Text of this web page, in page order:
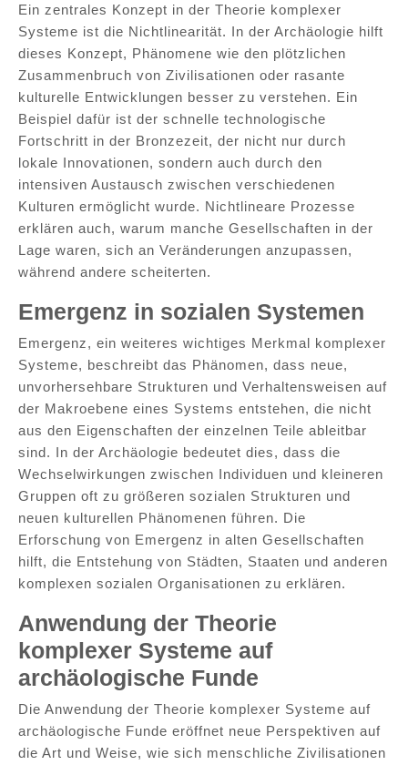
Ein zentrales Konzept in der Theorie komplexer
Systeme ist die Nichtlinearität. In der Archäologie hilft
dieses Konzept, Phänomene wie den plötzlichen
Zusammenbruch von Zivilisationen oder rasante
kulturelle Entwicklungen besser zu verstehen. Ein
Beispiel dafür ist der schnelle technologische
Fortschritt in der Bronzezeit, der nicht nur durch
lokale Innovationen, sondern auch durch den
intensiven Austausch zwischen verschiedenen
Kulturen ermöglicht wurde. Nichtlineare Prozesse
erklären auch, warum manche Gesellschaften in der
Lage waren, sich an Veränderungen anzupassen,
während andere scheiterten.
Emergenz in sozialen Systemen
Emergenz, ein weiteres wichtiges Merkmal komplexer
Systeme, beschreibt das Phänomen, dass neue,
unvorhersehbare Strukturen und Verhaltensweisen auf
der Makroebene eines Systems entstehen, die nicht
aus den Eigenschaften der einzelnen Teile ableitbar
sind. In der Archäologie bedeutet dies, dass die
Wechselwirkungen zwischen Individuen und kleineren
Gruppen oft zu größeren sozialen Strukturen und
neuen kulturellen Phänomenen führen. Die
Erforschung von Emergenz in alten Gesellschaften
hilft, die Entstehung von Städten, Staaten und anderen
komplexen sozialen Organisationen zu erklären.
Anwendung der Theorie
komplexer Systeme auf
archäologische Funde
Die Anwendung der Theorie komplexer Systeme auf
archäologische Funde eröffnet neue Perspektiven auf
die Art und Weise, wie sich menschliche Zivilisationen